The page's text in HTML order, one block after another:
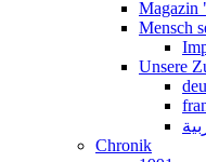
Magazin
Mensch
Unsere
Chronik